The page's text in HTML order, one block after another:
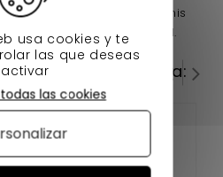
aux véhicules sans permis
442 , 492 , tronic, corail.
la misma categoría:
usa cookies y te
las que deseas
activar
las cookies